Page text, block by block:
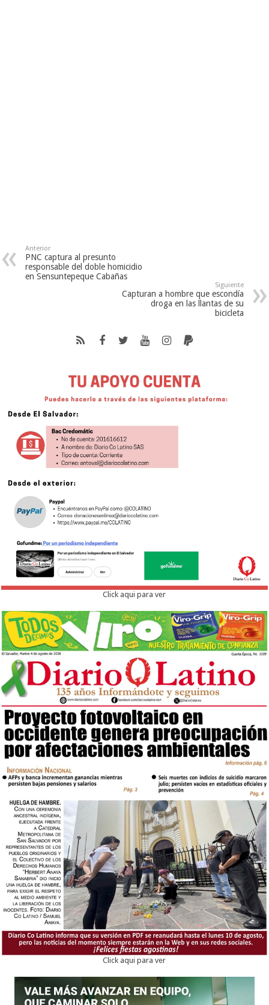
Anterior
PNC captura al presunto
responsable del doble homicidio
en Sensuntepeque Cabañas
Siguiente
Capturan a hombre que escondía
droga en las llantas de su
bicicleta
Click aqui para ver
Click aqui para ver